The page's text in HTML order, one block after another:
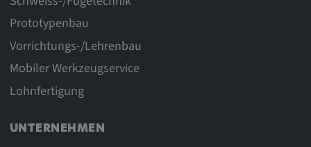
Prototypenbau
Vorrichtungs-/Lehrenbau
Mobiler Werkzeugservice
Lohnfertigung
UNTERNEHMEN